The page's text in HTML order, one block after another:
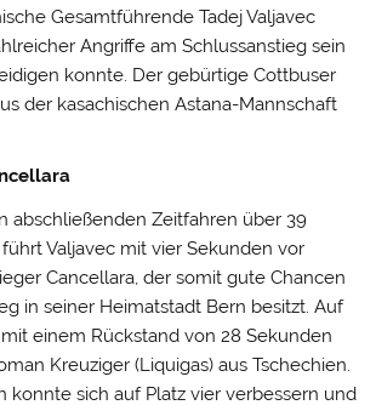
Gesamtführende Tadej Valjavec
Angriffe am Schlussanstieg sein
konnte. Der gebürtige Cottbuser
der kasachischen Astana-Mannschaft
abschließenden Zeitfahren über 39
Valjavec mit vier Sekunden vor
Cancellara, der somit gute Chancen
in seiner Heimatstadt Bern besitzt. Auf
einem Rückstand von 28 Sekunden
Kreuziger (Liquigas) aus Tschechien.
konnte sich auf Platz vier verbessern und